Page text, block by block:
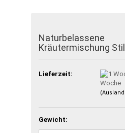
Naturbelassene
Kräutermischung
Lieferzeit:
Woche
Gewicht: